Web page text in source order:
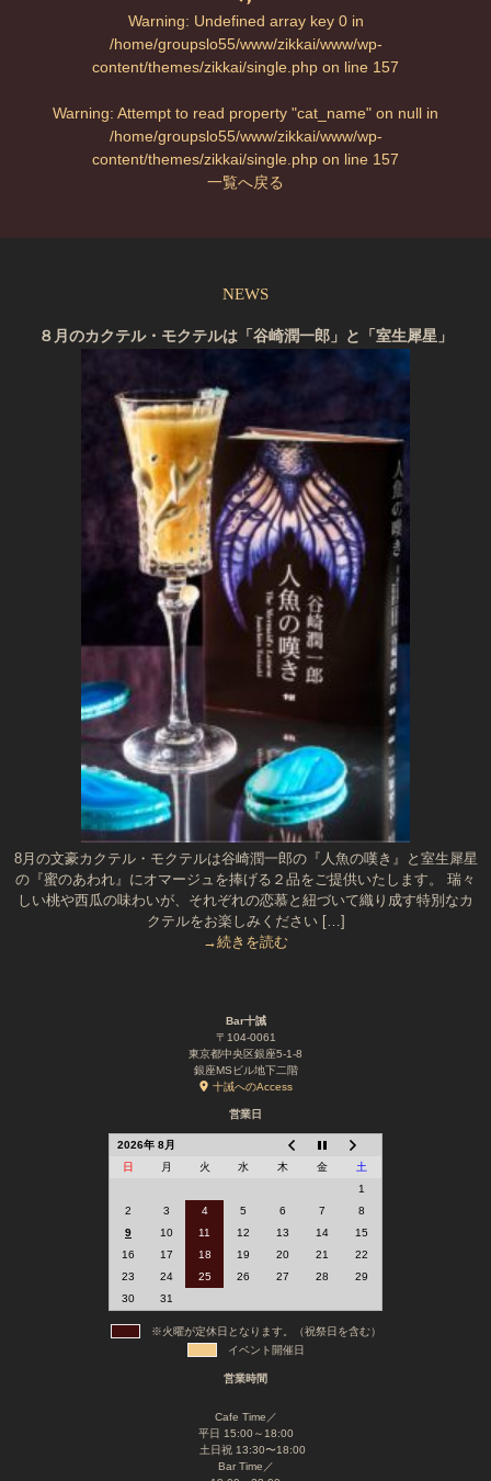
Warning: Undefined array key 0 in
/home/groupslo55/www/zikkai/www/wp-
content/themes/zikkai/single.php on line 157
Warning: Attempt to read property "cat_name" on null in
/home/groupslo55/www/zikkai/www/wp-
content/themes/zikkai/single.php on line 157
一覧へ戻る
NEWS
８月のカクテル・モクテルは「谷崎潤一郎」と「室生犀星」
8月の文豪カクテル・モクテルは谷崎潤一郎の『人魚の嘆き』と室生犀星
の『蜜のあわれ』にオマージュを捧げる２品をご提供いたします。 瑞々
しい桃や西瓜の味わいが、それぞれの恋慕と紐づいて織り成す特別なカ
クテルをお楽しみください […]
→続きを読む
Bar十誡
〒104-0061
東京都中央区銀座5-1-8
銀座MSビル地下二階
十誡へのAccess
営業日
2026年 8月
日
月 火 水 木 金
土
1
2
3 4 5 6 7
8
9
10 11 12 13 14
15
16
17 18 19 20 21
22
23
24 25 26 27 28
29
30
31
※火曜が定休日となります。（祝祭日を含む）
イベント開催日
営業時間
Cafe Time／
平日 15:00～18:00
土日祝 13:30〜18:00
Bar Time／